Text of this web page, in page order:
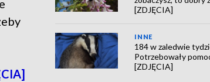
[ZDJĘCIA]
INNE
184 w zaledwie
Potrzebowały
[ZDJĘCIA]